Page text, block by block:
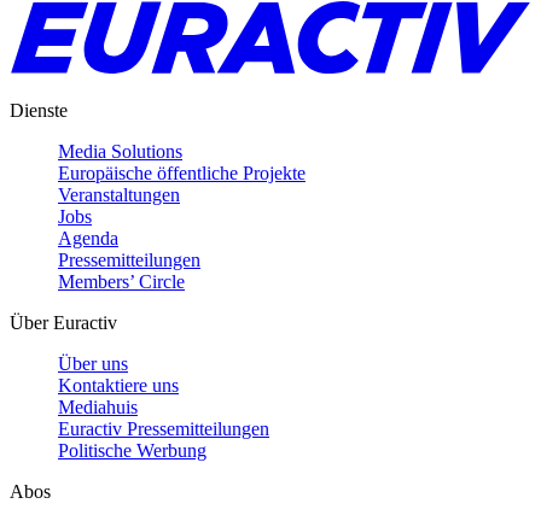
Dienste
Media Solutions
Europäische öffentliche Projekte
Veranstaltungen
Jobs
Agenda
Pressemitteilungen
Members’ Circle
Über Euractiv
Über uns
Kontaktiere uns
Mediahuis
Euractiv Pressemitteilungen
Politische Werbung
Abos